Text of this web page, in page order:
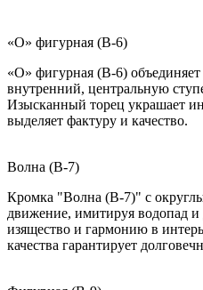
«О» фигурная (B-6)
«О» фигурная (B-6)
внутренний, центральную
Изысканный торец украшает
выделяет фактуру и качество.
Волна (B-7)
Кромка "Волна (B-7)" с
движение, имитируя водопад и
изящество и гармонию в
качества гарантирует